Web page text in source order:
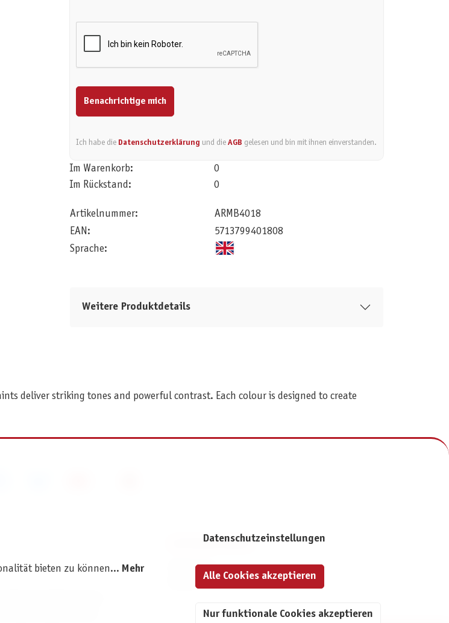
Benachrichtige mich
Ich habe die Datenschutzerklärung und dieAGB gelesen und bin mit ihnen einverstanden.
Im Warenkorb:
0
Im Rückstand:
0
Artikelnummer:
ARMB4018
EAN:
5713799401808
Sprache:
Weitere Produktdetails
deliver striking tones and powerful contrast. Each colour is designed to create
INFORMATIONEN
Impressum
bieten zu können... Mehr
Datenschutzeinstellungen
Nur funktionale Cookies akzeptieren
Alle Cookies akzeptieren